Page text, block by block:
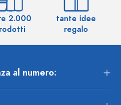
2.000
tante idee
regalo
al numero: